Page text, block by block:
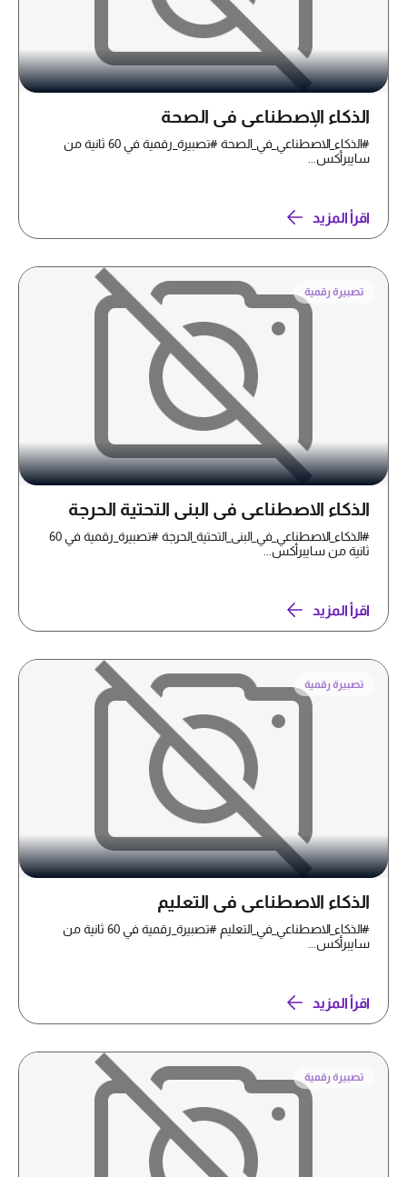
الذكاء الإصطناعي في الصحة
#الذكاء_الاصطناعي_في_الصحة #تصبيرة_رقمية في 60 ثانية من
سايبرأكس...
اقرأ المزيد
تصبيرة رقمية
الذكاء الاصطناعي في البنى التحتية الحرجة
#الذكاء_الاصطناعي_في_البنى_التحتية_الحرجة #تصبيرة_رقمية في 60
ثانية من سايبرأكس...
اقرأ المزيد
تصبيرة رقمية
الذكاء الاصطناعي في التعليم
#الذكاء_الاصطناعي_في_التعليم #تصبيرة_رقمية في 60 ثانية من
سايبرأكس...
اقرأ المزيد
تصبيرة رقمية